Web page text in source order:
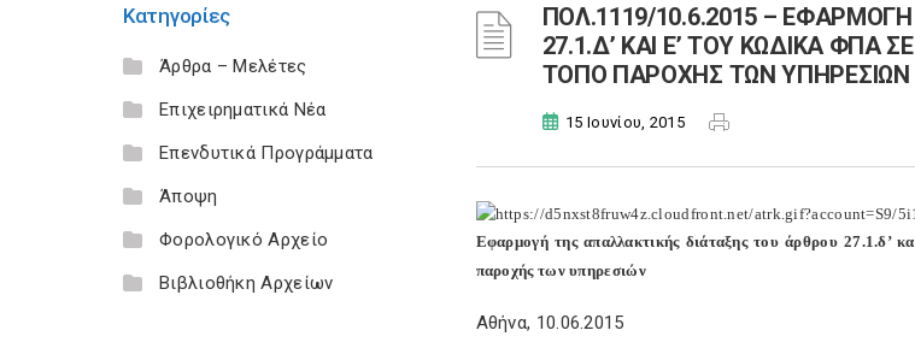
Κατηγορίες
Άρθρα – Μελέτες
Επιχειρηματικά Νέα
Επενδυτικά Προγράμματα
Άποψη
Φορολογικό Αρχείο
Βιβλιοθήκη Αρχείων
ΠΟΛ.1119/10.6.2015 –
27.1.Δ’ ΚΑΙ Ε’ ΤΟΥ ΚΩΔΙΚΑ ΦΠΑ
ΤΟΠΟ ΠΑΡΟΧΗΣ ΤΩΝ ΥΠΗΡΕΣΙΩΝ
15 Ιουνίου, 2015
Εφαρμογή της απαλλακτικής διάταξης του άρθρου
παροχής των υπηρεσιών
Αθήνα, 10.06.2015